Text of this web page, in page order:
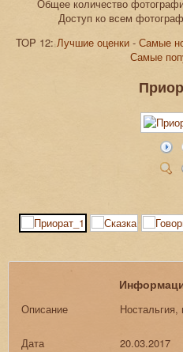
Общее количество
Доступ ко всем
TOP 12:Лучшие оценки - Самые
Самые
Описание Ностальгия,
Дата
20.03.2017